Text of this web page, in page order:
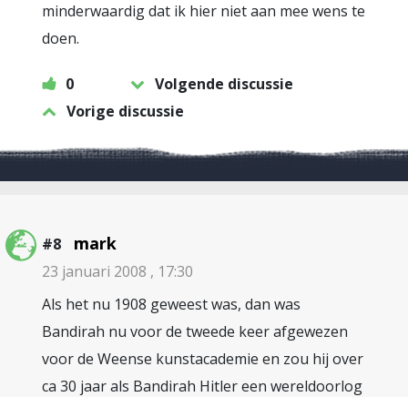
minderwaardig dat ik hier niet aan mee wens te
doen.
0
Volgende discussie
Vorige discussie
#8 mark
23 januari 2008 , 17:30
Als het nu 1908 geweest was, dan was
Bandirah nu voor de tweede keer afgewezen
voor de Weense kunstacademie en zou hij over
ca 30 jaar als Bandirah Hitler een wereldoorlog